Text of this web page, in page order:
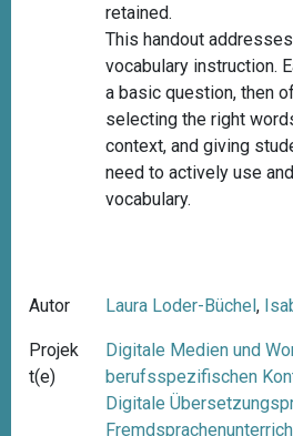
retained.
This handout
vocabulary instruction.
a basic question, then
selecting the right
context, and giving
need to actively use
vocabulary.
Autor Laura Loder-Büchel,
Projek
t(e)
Digitale Medien und
berufsspezifischen
Digitale